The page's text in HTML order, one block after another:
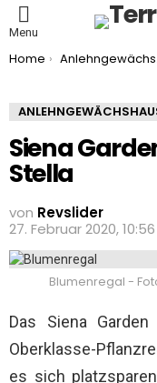
Menu
You are here:
Home Anlehngewächshaus
Siena
Stella
von Revslider
27. Februar 2020, 10:56
Blumenregal -
Das Siena
Oberklasse-
es sich